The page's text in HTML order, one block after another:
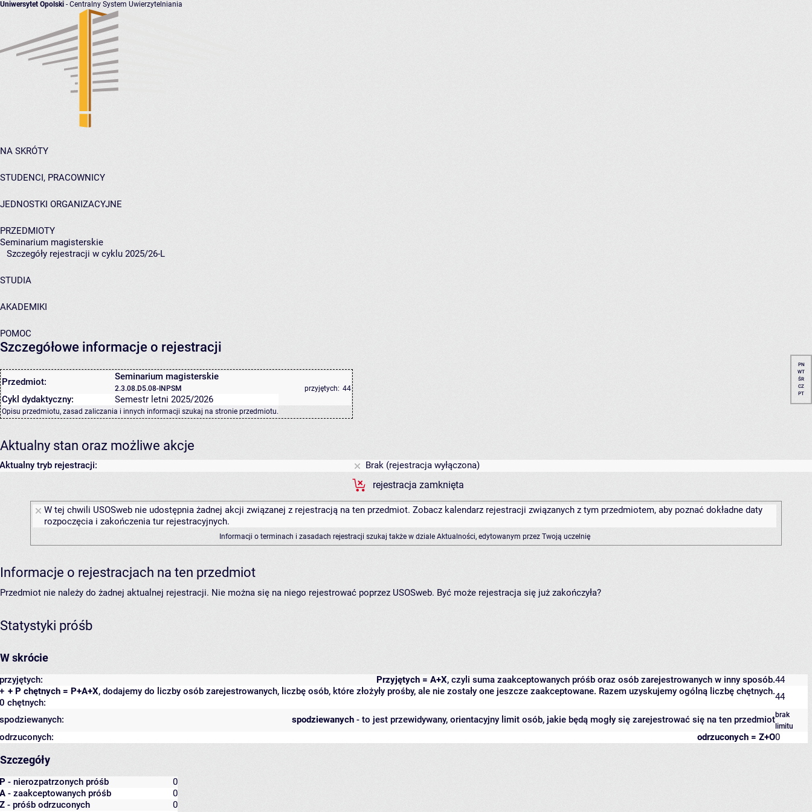
Uniwersytet Opolski - Centralny System Uwierzytelniania
NA SKRÓTY
STUDENCI, PRACOWNICY
JEDNOSTKI ORGANIZACYJNE
PRZEDMIOTY
Seminarium magisterskie
Szczegóły rejestracji w cyklu 2025/26-L
STUDIA
AKADEMIKI
POMOC
Szczegółowe informacje o rejestracji
Przedmiot: Seminarium magisterskie
2.3.08.D5.08-INPSM przyjętych: 44
Cykl dydaktyczny: Semestr letni 2025/2026
Opisu przedmiotu, zasad zaliczania i innych informacji szukaj na stronie przedmiotu.
PN
WT
ŚR
CZ
PT
Aktualny stan oraz możliwe akcje
Aktualny tryb rejestracji:
Brak (rejestracja wyłączona)
rejestracja zamknięta
W tej chwili USOSweb nie udostępnia żadnej akcji związanej z rejestracją na ten przedmiot. Zobacz kalendarz rejestracji związanych z tym przedmiotem, aby poznać dokładne daty
rozpoczęcia i zakończenia tur rejestracyjnych.
Informacji o terminach i zasadach rejestracji szukaj także w dziale Aktualności, edytowanym przez Twoją uczelnię
Informacje o rejestracjach na ten przedmiot
Przedmiot nie należy do żadnej aktualnej rejestracji. Nie można się na niego rejestrować poprzez USOSweb. Być może rejestracja się już zakończyła?
Statystyki próśb
W skrócie
Przyjętych = A+X, czyli suma zaakceptowanych próśb oraz osób zarejestrowanych w inny sposób.
przyjętych:
44
+ P chętnych = P+A+X, dodajemy do liczby osób zarejestrowanych, liczbę osób, które złożyły prośby, ale nie zostały one jeszcze zaakceptowane. Razem uzyskujemy ogólną liczbę chętnych.
+
0 chętnych:
44
spodziewanych - to jest przewidywany, orientacyjny limit osób, jakie będą mogły się zarejestrować się na ten przedmiot
spodziewanych:
brak
limitu
odrzuconych = Z+O
odrzuconych: 0
Szczegóły
P - nierozpatrzonych próśb
0
A - zaakceptowanych próśb
0
Z - próśb odrzuconych
0